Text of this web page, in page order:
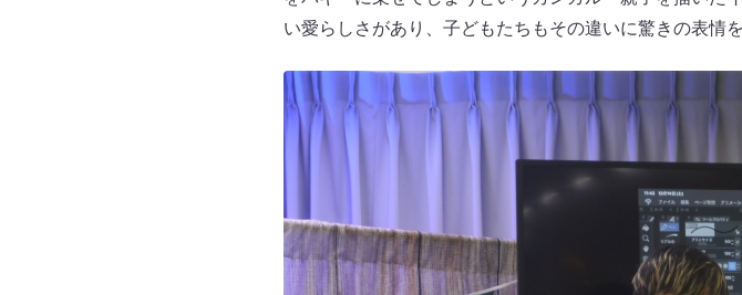
い愛らしさがあり、子どもたちもその違いに驚きの表情を